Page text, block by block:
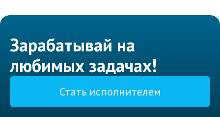
Зарабатывай на
любимых задачах!
Стать исполнителем